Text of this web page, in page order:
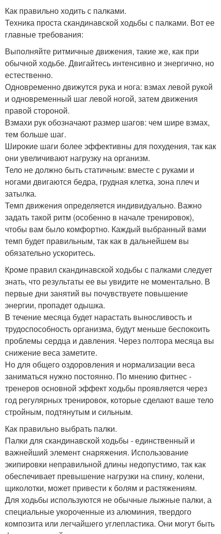
Как правильно ходить с палками.
Техника проста скандинавской ходьбы с палками. Вот ее
главные требования:
Выполняйте ритмичные движения, такие же, как при
обычной ходьбе. Двигайтесь интенсивно и энергично, но
естественно.
Одновременно движутся рука и нога: взмах левой рукой
и одновременный шаг левой ногой, затем движения
правой стороной.
Взмахи рук обозначают размер шагов: чем шире взмах,
тем больше шаг.
Широкие шаги более эффективны для похудения, так как
они увеличивают нагрузку на организм.
Тело не должно быть статичным: вместе с руками и
ногами двигаются бедра, грудная клетка, зона плеч и
затылка.
Темп движения определяется индивидуально. Важно
задать такой ритм (особенно в начале тренировок),
чтобы вам было комфортно. Каждый выбранный вами
темп будет правильным, так как в дальнейшем вы
обязательно ускоритесь.
Кроме правил скандинавской ходьбы с палками следует
знать, что результаты ее вы увидите не моментально. В
первые дни занятий вы почувствуете повышение
энергии, пропадет одышка.
В течение месяца будет нарастать выносливость и
трудоспособность организма, будут меньше беспокоить
проблемы сердца и давления. Через полтора месяца вы
снижение веса заметите.
Но для общего оздоровления и нормализации веса
заниматься нужно постоянно. По мнению фитнес -
тренеров основной эффект ходьбы проявляется через
год регулярных тренировок, которые сделают ваше тело
стройным, подтянутым и сильным.
Как правильно выбрать палки.
Палки для скандинавской ходьбы - единственный и
важнейший элемент снаряжения. Использование
экипировки неправильной длины недопустимо, так как
обеспечивает превышение нагрузки на спину, колени,
щиколотки, может привести к болям и растяжениям.
Для ходьбы используются не обычные лыжные палки, а
специальные укороченные из алюминия, твердого
композита или легчайшего углепластика. Они могут быть